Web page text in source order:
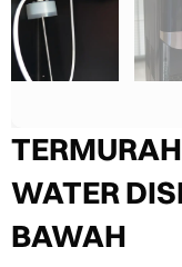
WATER
BAWAH